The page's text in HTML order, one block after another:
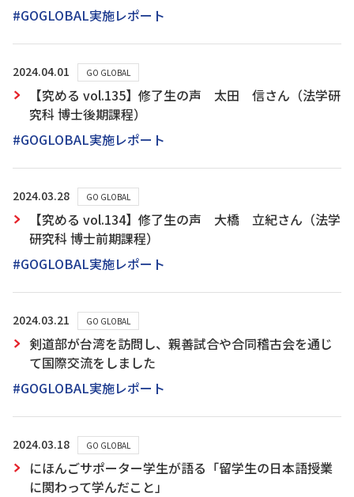
#GOGLOBAL実施レポート
2024.04.01 GO GLOBAL
【究める vol.135】修了生の声 太田 信さん（法学研
究科 博士後期課程）
#GOGLOBAL実施レポート
2024.03.28 GO GLOBAL
【究める vol.134】修了生の声 大橋 立紀さん（法学
研究科 博士前期課程）
#GOGLOBAL実施レポート
2024.03.21 GO GLOBAL
剣道部が台湾を訪問し、親善試合や合同稽古会を通じ
て国際交流をしました
#GOGLOBAL実施レポート
2024.03.18 GO GLOBAL
にほんごサポーター学生が語る「留学生の日本語授業
に関わって学んだこと」